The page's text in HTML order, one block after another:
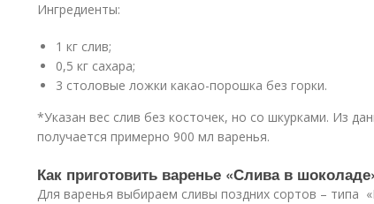
Ингредиенты:
1 кг слив;
0,5 кг сахара;
3 столовые ложки какао-порошка без горки.
*Указан вес слив без косточек, но со шкурками. Из
получается примерно 900 мл варенья.
Как приготовить варенье «Слива в
Для варенья выбираем сливы поздних сортов – типа